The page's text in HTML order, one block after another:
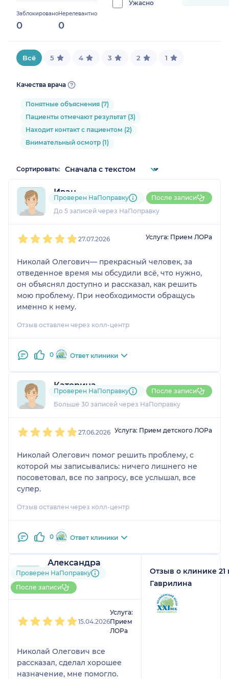
Заблокировано
0
Нерелевантно
0
Ужасно
0%
Всё 5 4 3 2 1
Качества врача
Понятные объяснения (7)
Пациенты отмечают результат (3)
Находит контакт с пациентом (2)
Внимательный осмотр (1)
Сортировать:
Иван
1 отзыв
До 5 записей через НаПоправку
Проверен НаПоправку После записи
27.07.2026 Услуга: Прием ЛОРа
Николай Олегович— прекрасный человек, за
отведенное время мы обсудили всё, что нужно,
он объяснял доступно и рассказал, как решить
мою проблему. При необходимости обращусь
именно к нему.
Отзыв оставлен через колл-центр
0 Ответ клиники
Катерина
3 отзыва
Больше 30 записей через НаПоправку
Проверен НаПоправку После записи
27.06.2026 Услуга: Прием детского ЛОРа
Николай Олегович помог решить проблему, с
которой мы записывались: ничего лишнего не
посоветовал, все по запросу, все услышал, все
супер.
Отзыв оставлен через колл-центр
0 Ответ клиники
Александра
1 отзыв
До 10 записей через
НаПоправку
Проверен НаПоправку
После записи
15.04.2026
Услуга:
Прием
ЛОРа
Николай Олегович все
рассказал, сделал хорошее
назначение, мне помогло.
Отзыв о клинике 21
Гаврилина